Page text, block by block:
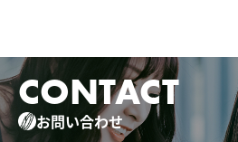
CONTACT
お問い合わせ